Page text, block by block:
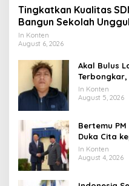
Tingkatkan Kualitas
Bangun Sekolah
Universitas Terbaik
In Konten
August 6, 2026
Akal Bulus
Uang
In Konten
August 5, 2026
Bertemu
Duka Cita
Tahun ke
In Konten
August 4, 2026